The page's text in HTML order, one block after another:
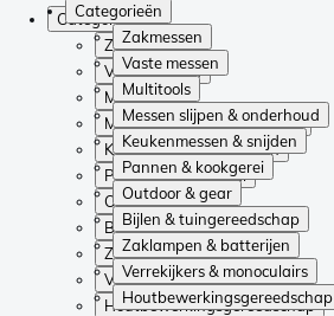
Categorieën
Zakmessen
Vaste messen
Multitools
Messen slijpen & onderhoud
Keukenmessen & snijden
Pannen & kookgerei
Outdoor & gear
Bijlen & tuingereedschap
Zaklampen & batterijen
Verrekijkers & monoculairs
Houtbewerkingsgereedschap
Categorieën
Zakmessen
Vaste messen
Multitools
Messen slijpen & onderhoud
Keukenmessen & snijden
Pannen & kookgerei
Outdoor & gear
Bijlen & tuingereedschap
Zaklampen & batterijen
Verrekijkers & monoculairs
Houtbewerkingsgereedschap